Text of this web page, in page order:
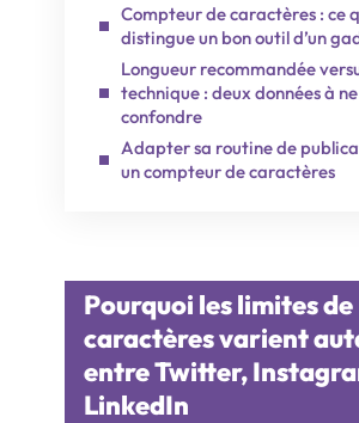
Compteur de caractères : ce
distingue un bon outil d’un
Longueur recommandée
technique : deux données à
confondre
Adapter sa routine de
un compteur de caractères
Pourquoi les limites de
caractères varient
entre Twitter,
LinkedIn